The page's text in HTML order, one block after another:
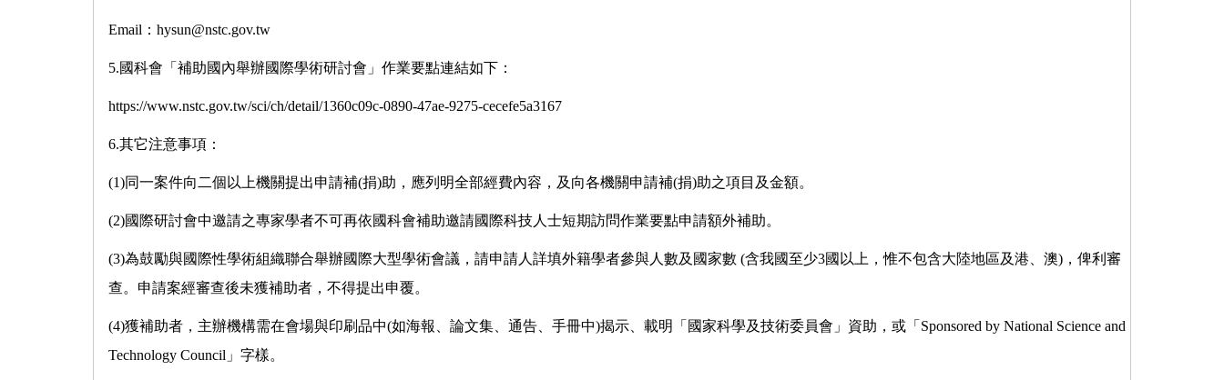
Email： hysun@nstc.gov.tw
5.國科會「補助國內舉辦國際學術研討會」作業要點連結如下：
https://www.nstc.gov.tw/sci/ch/detail/1360c09c-0890-47ae-9275-cecefe5a3167
6.其它注意事項：
(1)同一案件向二個以上機關提出申請補(捐)助，應列明全部經費內容，及向各機關申請補(捐)助之項目及金額。
(2)國際研討會中邀請之專家學者不可再依國科會補助邀請國際科技人士短期訪問作業要點申請額外補助。
(3)為鼓勵與國際性學術組織聯合舉辦國際大型學術會議，請申請人詳填外籍學者參與人數及國家數 (含我國至少3國以上，惟不包含大陸地區及港、澳)，俾利審
查。申請案經審查後未獲補助者，不得提出申覆。
(4)獲補助者，主辦機構需在會場與印刷品中(如海報、論文集、通告、手冊中)揭示、載明「國家科學及技術委員會」資助，或「Sponsored by National Science and
Technology Council」字樣。